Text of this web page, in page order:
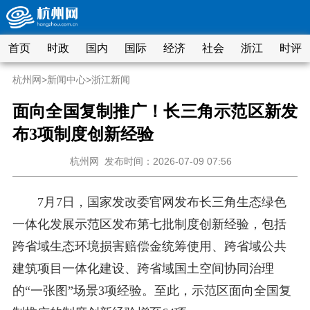
首页 时政 国内 国际 经济 社会 浙江 时评
杭州网>新闻中心>浙江新闻
面向全国复制推广！长三角示范区新发
布3项制度创新经验
杭州网 发布时间：2026-07-09 07:56
7月7日，国家发改委官网发布长三角生态绿色
一体化发展示范区发布第七批制度创新经验，包括
跨省域生态环境损害赔偿金统筹使用、跨省域公共
建筑项目一体化建设、跨省域国土空间协同治理
的“一张图”场景3项经验。至此，示范区面向全国复